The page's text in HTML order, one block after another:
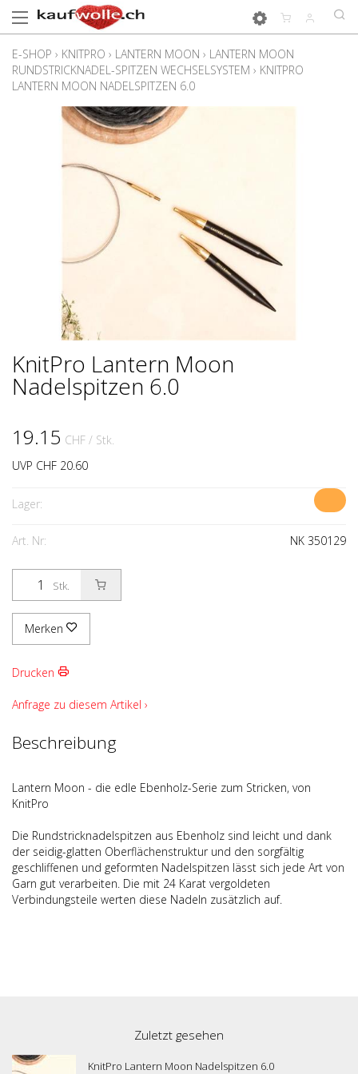
E-SHOP › KNITPRO › LANTERN MOON › LANTERN MOON
RUNDSTRICKNADEL-SPITZEN WECHSELSYSTEM › KNITPRO
LANTERN MOON NADELSPITZEN 6.0
KnitPro Lantern Moon
Nadelspitzen 6.0
19.15 CHF / Stk.
UVP CHF 20.60
Lager:
Art. Nr: NK 350129
Stk.
Merken
Drucken
Anfrage zu diesem Artikel ›
Beschreibung
Lantern Moon - die edle Ebenholz-Serie zum Stricken, von
KnitPro
Die Rundstricknadelspitzen aus Ebenholz sind leicht und dank
der seidig-glatten Oberflächenstruktur und den sorgfältig
geschliffenen und geformten Nadelspitzen lässt sich jede Art von
Garn gut verarbeiten. Die mit 24 Karat vergoldeten
Verbindungsteile werten diese Nadeln zusätzlich auf.
Zuletzt gesehen
KnitPro Lantern Moon Nadelspitzen 6.0